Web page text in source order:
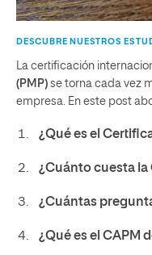
DESCUBRE NUESTROS
La certificación
(PMP) se torna cada vez
empresa. En este post
¿Qué es el
¿Cuánto cuesta la
¿Cuántas
¿Qué es el CAPM